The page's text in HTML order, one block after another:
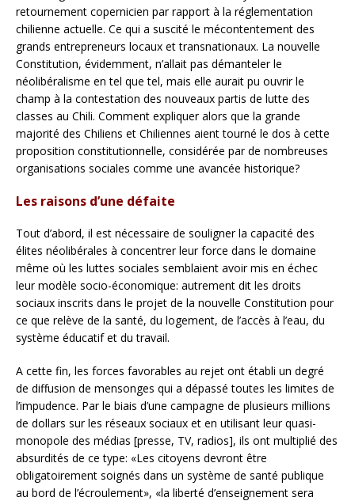
retournement copernicien par rapport à la réglementation
chilienne actuelle. Ce qui a suscité le mécontentement des
grands entrepreneurs locaux et transnationaux. La nouvelle
Constitution, évidemment, n’allait pas démanteler le
néolibéralisme en tel que tel, mais elle aurait pu ouvrir le
champ à la contestation des nouveaux partis de lutte des
classes au Chili. Comment expliquer alors que la grande
majorité des Chiliens et Chiliennes aient tourné le dos à cette
proposition constitutionnelle, considérée par de nombreuses
organisations sociales comme une avancée historique?
Les raisons d’une défaite
Tout d’abord, il est nécessaire de souligner la capacité des
élites néolibérales à concentrer leur force dans le domaine
même où les luttes sociales semblaient avoir mis en échec
leur modèle socio-économique: autrement dit les droits
sociaux inscrits dans le projet de la nouvelle Constitution pour
ce que relève de la santé, du logement, de l’accès à l’eau, du
système éducatif et du travail.
A cette fin, les forces favorables au rejet ont établi un degré
de diffusion de mensonges qui a dépassé toutes les limites de
l’impudence. Par le biais d’une campagne de plusieurs millions
de dollars sur les réseaux sociaux et en utilisant leur quasi-
monopole des médias [presse, TV, radios], ils ont multiplié des
absurdités de ce type: «Les citoyens devront être
obligatoirement soignés dans un système de santé publique
au bord de l’écroulement», «la liberté d’enseignement sera